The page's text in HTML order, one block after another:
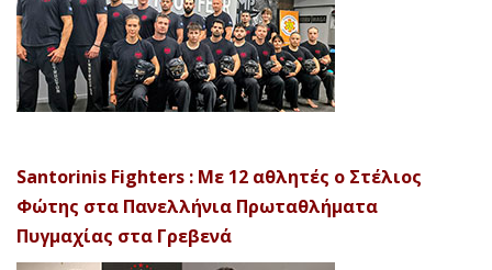
Santorinis Fighters : Με 12 αθλητές ο Στέλιος
Φώτης στα Πανελλήνια Πρωταθλήματα
Πυγμαχίας στα Γρεβενά